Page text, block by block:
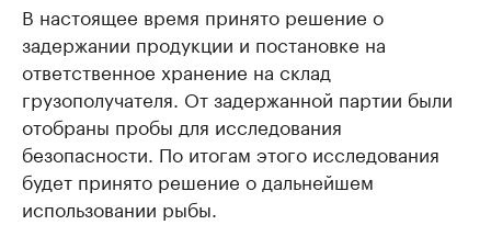
В настоящее время принято решение о
задержании продукции и постановке на
ответственное хранение на склад
грузополучателя. От задержанной партии были
отобраны пробы для исследования
безопасности. По итогам этого исследования
будет принято решение о дальнейшем
использовании рыбы.